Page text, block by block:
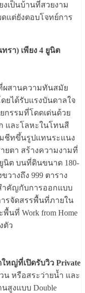
งเป็นบ้านที่สวยงาม
แต่ยังตอบโจทย์การ
รา) เพียง 4 ยูนิต
ที่ผสานความทันสมัย
ยได้รับแรงบันดาลใจ
กรรมที่โดดเด่นด้วย
และโลหะในโทนสี
ชีทขึ้นรูปแทนระแนง
ยตา สร้างความงามที่
นิต บนที่ดินขนาด 180-
วางถึง 999 ตาราง
ำคัญกับการออกแบบ
รจัดสรรพื้นที่ภายใน
ที่ Work from Home
ตัว
หญ่ที่เปิดรับวิว Private
หรือสระว่ายน้ำ และ
นสูงแบบ Double